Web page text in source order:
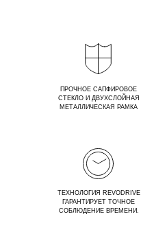
ПРОЧНОЕ САПФИРОВОЕ
СТЕКЛО И ДВУХСЛОЙНАЯ
МЕТАЛЛИЧЕСКАЯ РАМКА
ТЕХНОЛОГИЯ REVODRIVE
ГАРАНТИРУЕТ ТОЧНОЕ
СОБЛЮДЕНИЕ ВРЕМЕНИ.